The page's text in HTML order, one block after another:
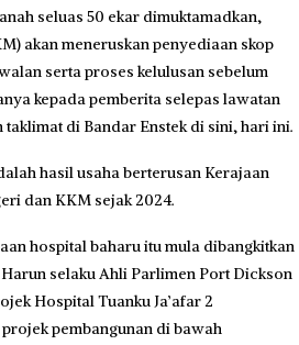
seluas 50 ekar dimuktamadkan,
akan meneruskan penyediaan skop
serta proses kelulusan sebelum
kepada pemberita selepas lawatan
di Bandar Enstek di sini, hari ini.
hasil usaha berterusan Kerajaan
dan KKM sejak 2024.
hospital baharu itu mula dibangkitkan
selaku Ahli Parlimen Port Dickson
Hospital Tuanku Ja’afar 2
pembangunan di bawah